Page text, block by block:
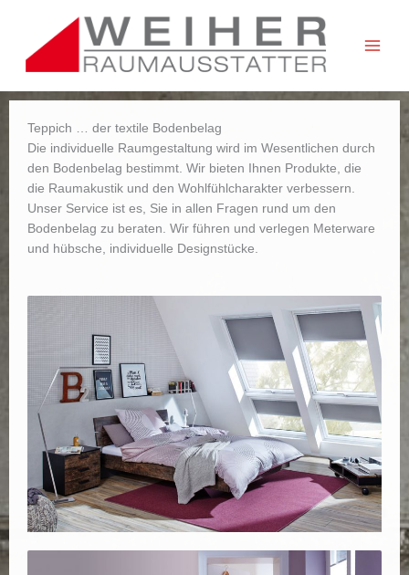
springen
Teppich … der textile Bodenbelag
Die individuelle Raumgestaltung wird im Wesentlichen durch
den Bodenbelag bestimmt. Wir bieten Ihnen Produkte, die
die Raumakustik und den Wohlfühlcharakter verbessern.
Unser Service ist es, Sie in allen Fragen rund um den
Bodenbelag zu beraten. Wir führen und verlegen Meterware
und hübsche, individuelle Designstücke.